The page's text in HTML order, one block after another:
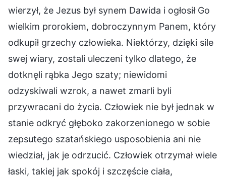
wierzył, że Jezus był synem Dawida i ogłosił Go
wielkim prorokiem, dobroczynnym Panem, który
odkupił grzechy człowieka. Niektórzy, dzięki sile
swej wiary, zostali uleczeni tylko dlatego, że
dotknęli rąbka Jego szaty; niewidomi
odzyskiwali wzrok, a nawet zmarli byli
przywracani do życia. Człowiek nie był jednak w
stanie odkryć głęboko zakorzenionego w sobie
zepsutego szatańskiego usposobienia ani nie
wiedział, jak je odrzucić. Człowiek otrzymał wiele
łaski, takiej jak spokój i szczęście ciała,